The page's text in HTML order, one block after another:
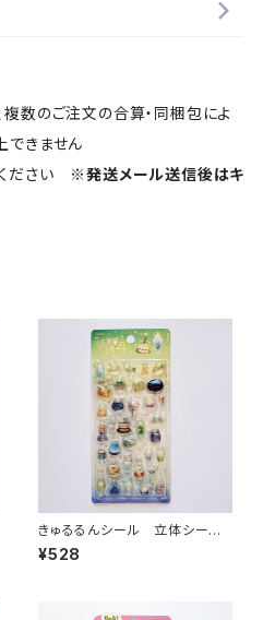
数のご注文の合算・同梱包によ
できません
ださい ※発送メール送信後はキ
きゅるるんシール 立体シー
ル 喫茶アラモード・マジック
¥528